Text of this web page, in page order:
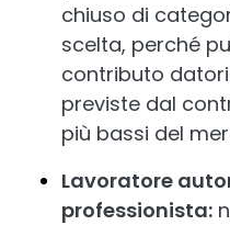
chiuso di
scelta, perché
contributo
previste dal
più bassi del
Lavoratore
professionista: